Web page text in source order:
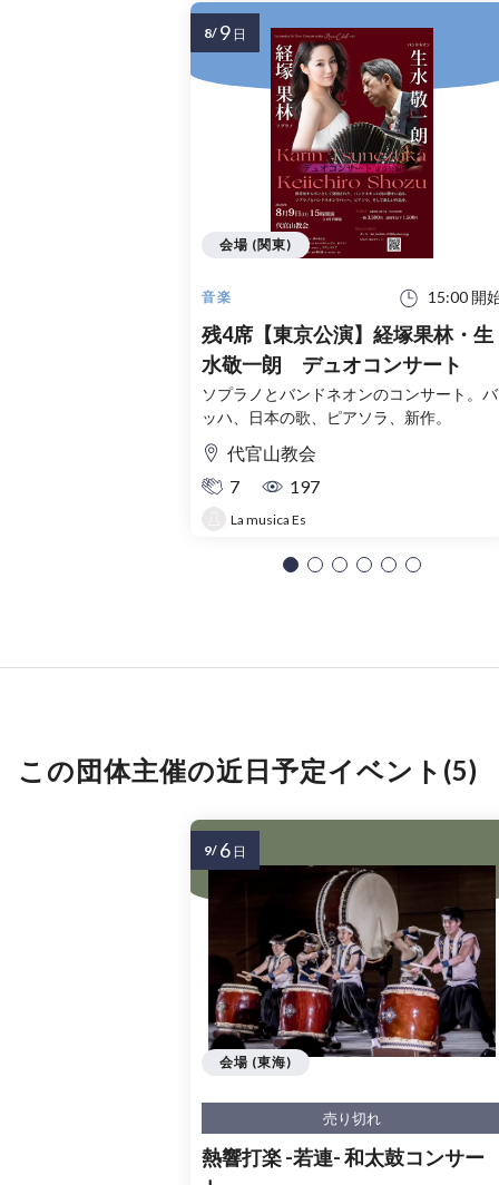
音楽 15:00 開
残4席【東京公演】経塚果林・生
水敬一朗 デュオコンサート
ソプラノとバンドネオンのコンサート。バ
ッハ、日本の歌、ピアソラ、新作。
代官山教会
7
197
La musica Es
会場 (関東)
8/ 9 日
この団体主催の近日予定イベント(5)
売り切れ
熱響打楽 -若連- 和太鼓コンサー
会場 (東海)
9/ 6 日